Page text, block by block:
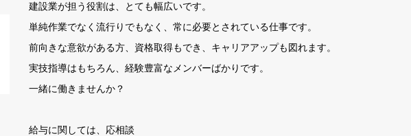
建設業が担う役割は、とても幅広いです。
単純作業でなく流行りでもなく、常に必要とされている仕事です。
前向きな意欲がある方、資格取得もでき、キャリアアップも図れます。
実技指導はもちろん、経験豊富なメンバーばかりです。
一緒に働きませんか？
給与に関しては、応相談